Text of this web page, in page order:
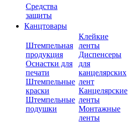
Средства
защиты
Канцтовары
Штемпельная
продукция
Оснастки для
печати
Штемпельные
краски
Штемпельные
подушки
Клейкие
ленты
Диспенсеры
для
канцелярских
лент
Канцелярские
ленты
Монтажные
ленты